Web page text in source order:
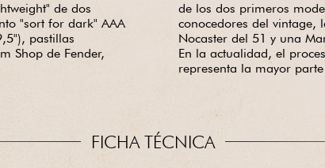
de dos
"sort for dark" AAA
pastillas
Shop de Fender,
de los dos primeros
conocedores del vintage,
Nocaster del 51 y una
En la actualidad, el
representa la mayor
FICHA TÉCNICA